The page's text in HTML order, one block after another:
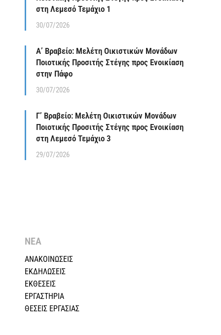
στη Λεμεσό Τεμάχιο 1
30/07/2026
Α’ Βραβείο: Μελέτη Οικιστικών Μονάδων
Ποιοτικής Προσιτής Στέγης προς Ενοικίαση
στην Πάφο
30/07/2026
Γ’ Βραβείο: Μελέτη Οικιστικών Μονάδων
Ποιοτικής Προσιτής Στέγης προς Ενοικίαση
στη Λεμεσό Τεμάχιο 3
29/07/2026
ΝΕΑ
ΑΝΑΚΟΙΝΩΣΕΙΣ
ΕΚΔΗΛΩΣΕΙΣ
ΕΚΘΕΣΕΙΣ
ΕΡΓΑΣΤΗΡΙΑ
ΘΕΣΕΙΣ ΕΡΓΑΣΙΑΣ